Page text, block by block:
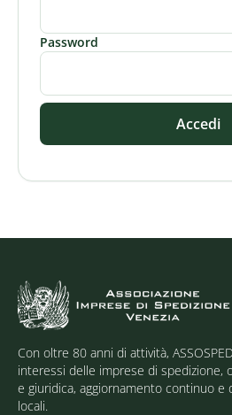
Password
Accedi
Con oltre 80 anni di attività,
interessi delle imprese di spedizione,
e giuridica, aggiornamento continuo e
locali.